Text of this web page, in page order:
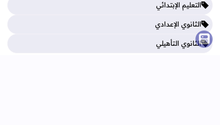
التعليم الإبتدائي
الثانوي الإعدادي
الثانوي التأهيلي